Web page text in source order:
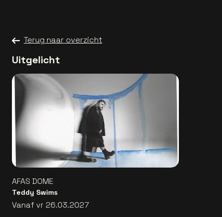
Terug naar overzicht
Uitgelicht
AFAS DOME
Teddy Swims
Vanaf vr 26.03.2027